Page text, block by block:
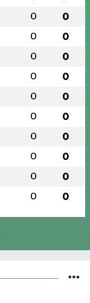
0 0
0 0
0 0
0 0
0 0
0 0
0 0
0 0
0 0
0 0